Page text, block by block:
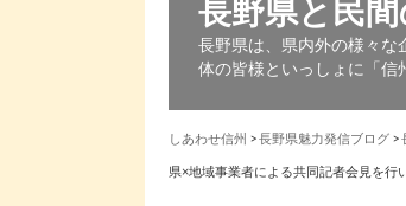
長野県と民
長野県は、県内外の様々な
体の皆様といっしょに「信
しあわせ信州 >長野県魅力発信ブログ >
県×地域事業者による共同記者会見を行